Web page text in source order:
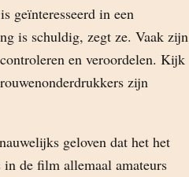
geïnteresseerd in een
is schuldig, zegt ze. Vaak zijn
en veroordelen. Kijk
zijn
geloven dat het het
de film allemaal amateurs